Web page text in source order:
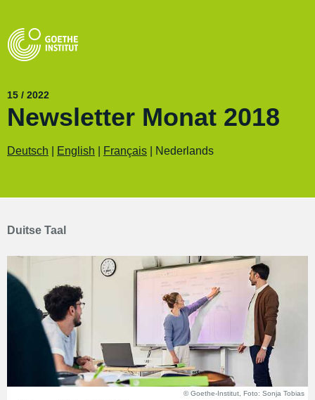
15 / 2022
Newsletter Monat 2018
Deutsch English Français | Nederlands
Duitse Taal
© Goethe-Institut, Foto: Sonja Tobias